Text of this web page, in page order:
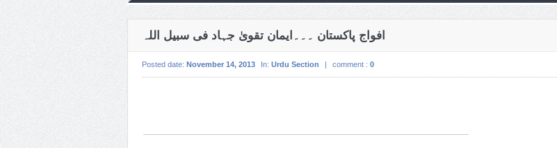
افواج پاکستان ۔۔۔ایمان تقویٰ جہاد فی سبیل اللہ
Posted date: November 14, 2013 In: Urdu Section | comment : 0